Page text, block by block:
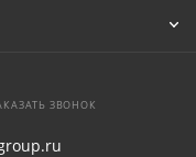
ЗВОНОК